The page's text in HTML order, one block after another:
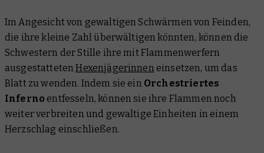
Im Angesicht von gewaltigen Schwärmen von Feinden,
die ihre kleine Zahl überwältigen könnten, können die
Schwestern der Stille ihre mit Flammenwerfern
ausgestattetenHexenjägerinnen einsetzen, um das
Blatt zu wenden. Indem sie ein Orchestriertes
Inferno entfesseln, können sie ihre Flammen noch
weiter verbreiten und gewaltige Einheiten in einem
Herzschlag einschließen.